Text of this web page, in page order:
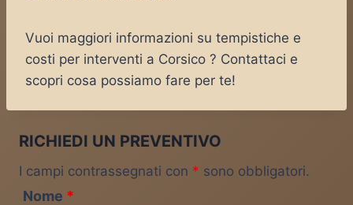
Vuoi maggiori informazioni su tempistiche e
costi per interventi a Corsico ? Contattaci e
scopri cosa possiamo fare per te!
RICHIEDI UN PREVENTIVO
I campi contrassegnati con * sono obbligatori.
Nome *